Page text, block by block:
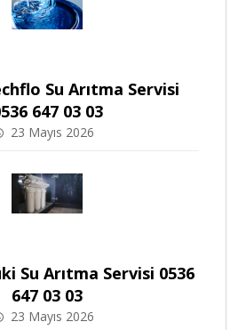
Su Arıtma Servisi
647 03 03
23 Mayıs 2026
Su Arıtma Servisi 0536
647 03 03
23 Mayıs 2026